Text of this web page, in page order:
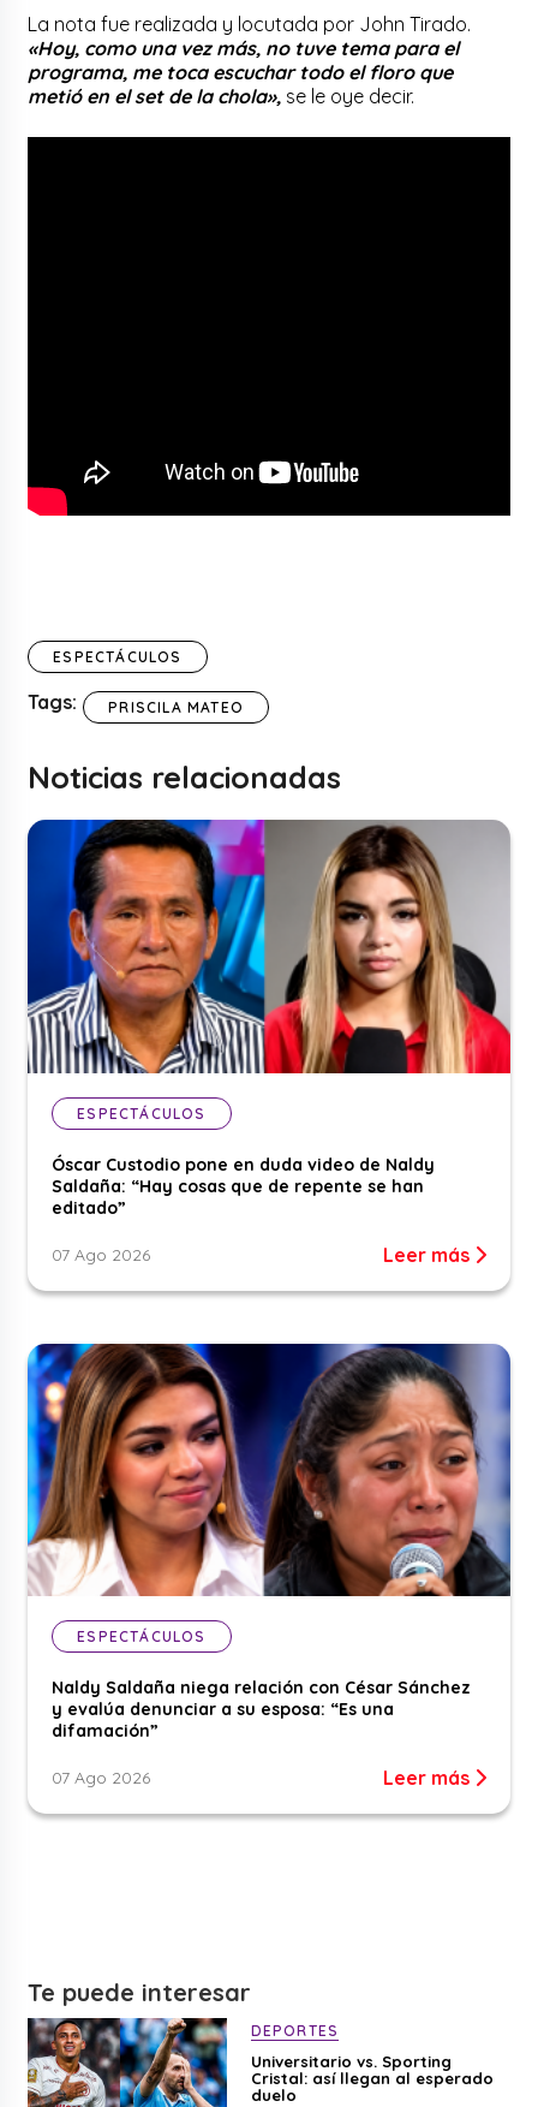
La nota fue realizada y locutada por John Tirado.
«Hoy, como una vez más, no tuve tema para el
programa, me toca escuchar todo el floro que
metió en el set de la chola», se le oye decir.
ESPECTÁCULOS
Tags: PRISCILA MATEO
Noticias relacionadas
ESPECTÁCULOS
Óscar Custodio pone en duda video de Naldy
Saldaña: “Hay cosas que de repente se han
editado”
07 Ago 2026 Leer más
ESPECTÁCULOS
Naldy Saldaña niega relación con César Sánchez
y evalúa denunciar a su esposa: “Es una
difamación”
07 Ago 2026 Leer más
Te puede interesar
DEPORTES
Universitario vs. Sporting
Cristal: así llegan al esperado
duelo